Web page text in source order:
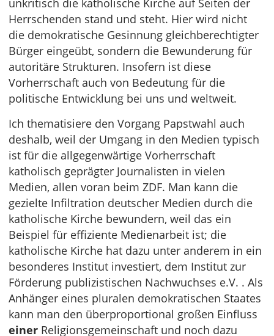
unkritisch die katholische Kirche auf Seiten der
Herrschenden stand und steht. Hier wird nicht
die demokratische Gesinnung gleichberechtigter
Bürger eingeübt, sondern die Bewunderung für
autoritäre Strukturen. Insofern ist diese
Vorherrschaft auch von Bedeutung für die
politische Entwicklung bei uns und weltweit.
Ich thematisiere den Vorgang Papstwahl auch
deshalb, weil der Umgang in den Medien typisch
ist für die allgegenwärtige Vorherrschaft
katholisch geprägter Journalisten in vielen
Medien, allen voran beim ZDF. Man kann die
gezielte Infiltration deutscher Medien durch die
katholische Kirche bewundern, weil das ein
Beispiel für effiziente Medienarbeit ist; die
katholische Kirche hat dazu unter anderem in ein
besonderes Institut investiert, dem Institut zur
Förderung publizistischen Nachwuchses e.V. . Als
Anhänger eines pluralen demokratischen Staates
kann man den überproportional großen Einfluss
einer Religionsgemeinschaft und noch dazu